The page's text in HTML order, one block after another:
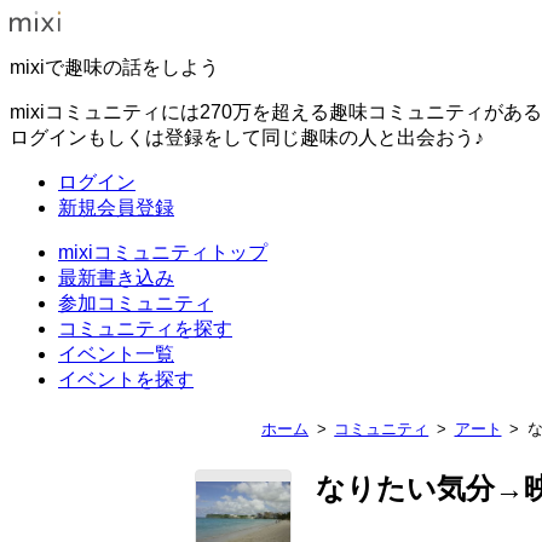
mixiで趣味の話をしよう
mixiコミュニティには270万を超える趣味コミュニティがあ
ログインもしくは登録をして同じ趣味の人と出会おう♪
ログイン
新規会員登録
mixiコミュニティトップ
最新書き込み
参加コミュニティ
コミュニティを探す
イベント一覧
イベントを探す
ホーム コミュニティ アート
なりたい気分→